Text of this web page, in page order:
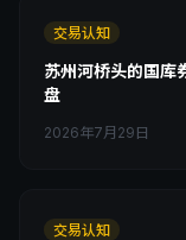
交易认知
苏州河桥头的国库
盘
2026年7月29日
交易认知